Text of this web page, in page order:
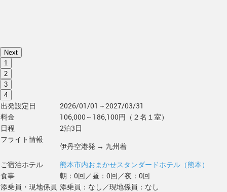
Next
1
2
3
4
出発設定日
2026/01/01～2027/03/31
料金
106,000～186,100円（２名１室）
日程
2泊3日
フライト情報
伊丹空港発 → 九州着
ご宿泊ホテル
熊本市内おまかせスタンダードホテル（熊本）
食事
朝：0回／昼：0回／夜：0回
添乗員・現地係員 添乗員：なし／現地係員：なし